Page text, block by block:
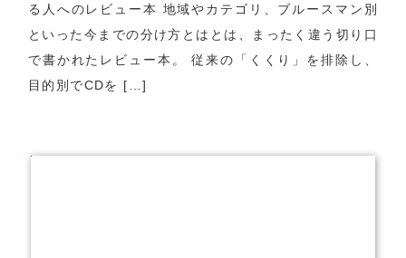
る人へのレビュー本 地域やカテゴリ、ブルースマン別
といった今までの分け方とはとは、まったく違う切り口
で書かれたレビュー本。 従来の「くくり」を排除し、
目的別でCDを […]